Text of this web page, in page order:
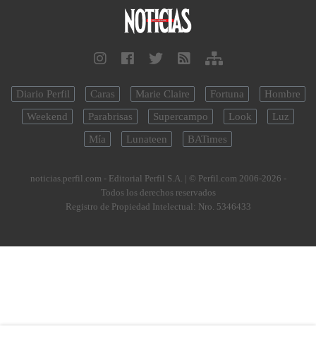
Diario Perfil Caras Marie Claire Fortuna
Hombre
Weekend
Parabrisas Supercampo Look
Luz
Mía
Lunateen BATimes
noticias.perfil.com - Editorial Perfil S.A. | © Perfil.com 2006-2026 -
Todos los derechos reservados
Registro de Propiedad Intelectual: Nro. 5346433